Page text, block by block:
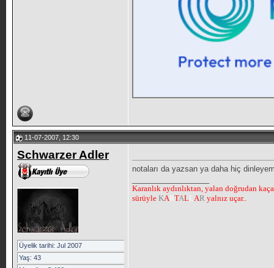
11-07-2007, 12:30
Schwarzer Adler
Üyelik tarihi: Jul 2007
Yaş: 43
notaları da yazsan ya daha hiç
Karanlık aydınlıktan, yalan doğrudan
sürüyle KA RTALL AR yalnız uçar..